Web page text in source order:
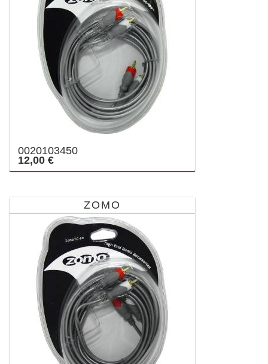
0020103450
12,00 €
ZOMO